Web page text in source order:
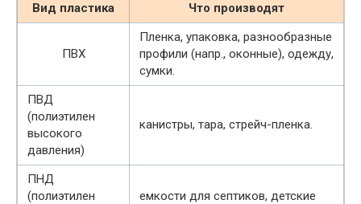
Вид пластика Что производят
ПВХ
Пленка, упаковка, разнообразные
профили (напр., оконные), одежду,
сумки.
ПВД
(полиэтилен
высокого
давления)
канистры, тара, стрейч-пленка.
ПНД
(полиэтилен
емкости для септиков, детские